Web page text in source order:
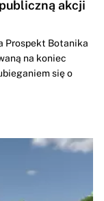
akcji
Prospekt Botanika
na koniec
się o